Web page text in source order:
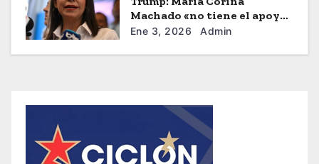
Machado «no tiene el apoyo»
para dirigir Venezuela
Ene 3, 2026 Admin